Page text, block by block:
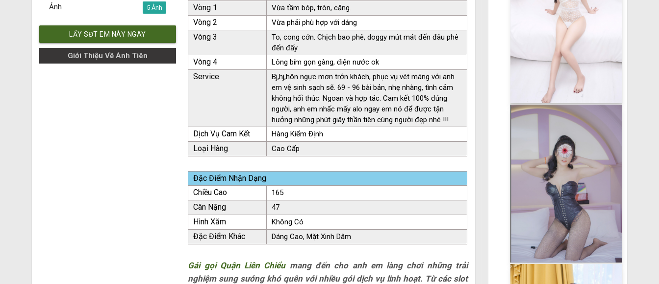
5
Ảnh
LẤY SĐT EM NÀY NGAY
Giới Thiệu Về Ánh Tiên
Vòng 1 Vừa tầm bóp, tròn, căng.
Vòng 2 Vừa phải phù hợp với dáng
Vòng 3
To, cong cớn. Chịch bao phê, doggy mút mát đến đâu phê
đến đấy
Vòng 4 Lông bím gọn gàng, điện nước ok
Service
Bj,hj,hôn ngực mơn trớn khách, phục vụ vét máng với anh
em vệ sinh sạch sẽ. 69 - 96 bài bản, nhẹ nhàng, tình cảm
không hối thúc. Ngoan và hợp tác. Cam kết 100% đúng
người, anh em nhấc mấy alo ngay em nó để được tận
hưởng những phút giây thần tiên cùng người đẹp nhé !!!
Dịch Vụ Cam Kết Hàng Kiểm Định
Loại Hàng Cao Cấp
Đặc Điểm Nhận Dạng
Chiều Cao
165
Cân Nặng 47
Hình Xăm Không Có
Đặc Điểm Khác Dáng Cao, Mặt Xinh Dâm
Gái gọi Quận Liên Chiểumang đến cho anh em làng chơi những trải
nghiệm sung sướng khó quên với nhiều gói dịch vụ linh hoạt. Từ các slot